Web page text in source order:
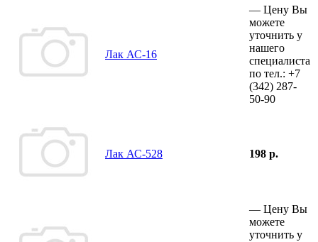
Лак АС-16
— Цену Вы
можете
уточнить у
нашего
специалиста
по тел.: +7
(342) 287-
50-90
Лак АС-528 198 р.
— Цену Вы
можете
уточнить у